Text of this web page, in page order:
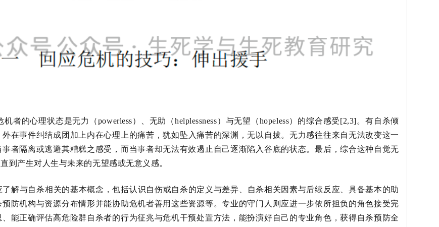
机者的心理状态是无力（powerless）、 无助（helplessness）与无望（hopeless）的综合感受[2,3]。有自杀倾
在事件纠结成团加上内在心理上的痛苦，犹如坠入痛苦的深渊，无以自拔。无力感往往来自无法改变这一
者隔离或逃避其糟糕之感受，而当事者却无法有效遏止自己逐渐陷入谷底的状态。最后，综合这种自觉无
到产生对人生与未来的无望感或无意义感。
解与自杀相关的基本概念，包括认识自伤或自杀的定义与差异、自杀相关因素与后续反应、具备基本的助
防机构与资源分布情形并能协助危机者善用这些资源等。专业的守门人则应进一步依所担负的角色接受完
能正确评估高危险群自杀者的行为征兆与危机干预处置方法，能扮演好自己的专业角色，获得自杀预防全